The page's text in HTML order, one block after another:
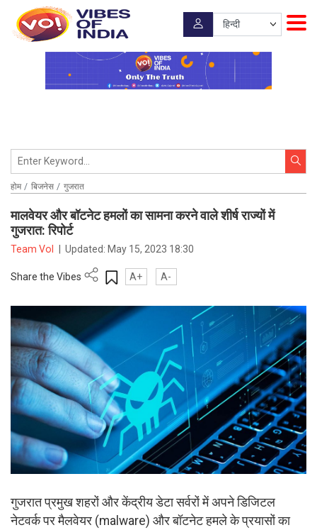
होम बिजनेस गुजरात
मालवेयर और बॉटनेट हमलों का सामना करने वाले शीर्ष राज्यों में
गुजरात: रिपोर्ट
Team VoI Updated: May 15, 2023 18:30
Share the Vibes A+ A-
गुजरात प्रमुख शहरों और केंद्रीय डेटा सर्वरों में अपने डिजिटल
नेटवर्क पर मैलवेयर (malware) और बॉटनेट हमले के प्रयासों का